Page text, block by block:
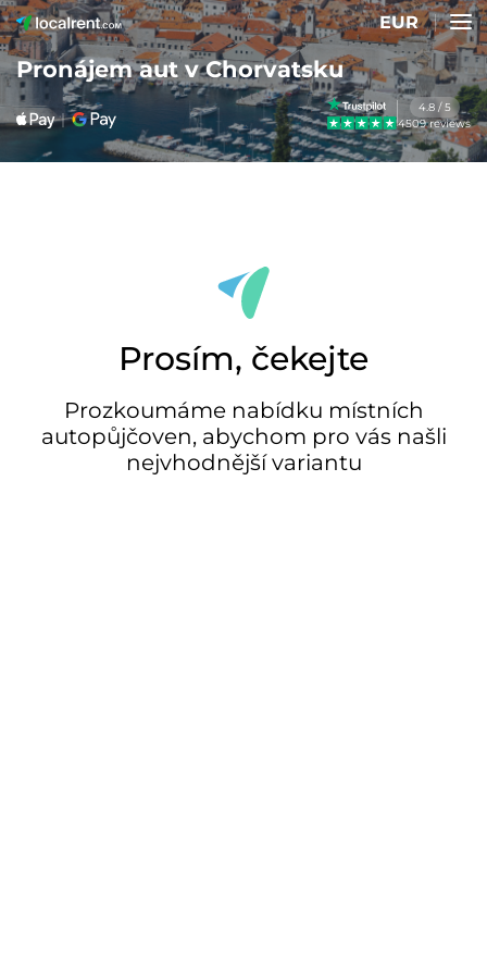
EUR
Pronájem aut v Chorvatsku
4.8 / 5
4509 reviews
Prosím, čekejte
Prozkoumáme nabídku místních
autopůjčoven, abychom pro vás našli
nejvhodnější variantu